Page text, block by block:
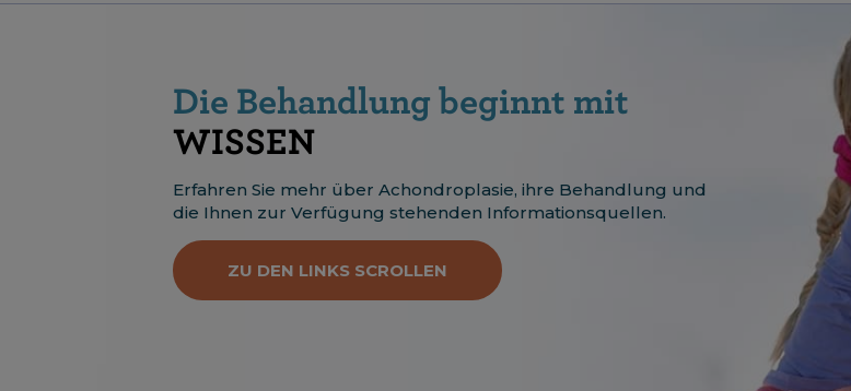
Die Behandlung beginnt mit
WISSEN
Erfahren Sie mehr über Achondroplasie, ihre Behandlung und
die Ihnen zur Verfügung stehenden Informationsquellen.
ZU DEN LINKS SCROLLEN